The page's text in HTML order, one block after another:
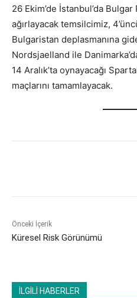
26 Ekim’de İstanbul’da
ağırlayacak temsilcimiz,
Bulgaristan deplasmanına
Nordsjaelland ile
14 Aralık’ta oynayacağı
maçlarını tamamlayacak.
Önceki İçerik
Küresel Risk Görünümü
İLGİLİ HABERLER